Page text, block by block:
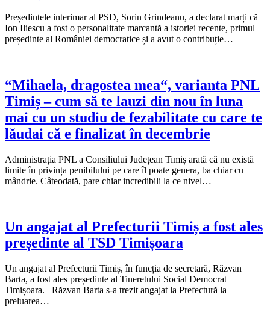
Președintele interimar al PSD, Sorin Grindeanu, a declarat marți că
Ion Iliescu a fost o personalitate marcantă a istoriei recente, primul
președinte al României democratice și a avut o contribuție…
“Mihaela, dragostea mea“, varianta PNL
Timiș – cum să te lauzi din nou în luna
mai cu un studiu de fezabilitate cu care te
lăudai că e finalizat în decembrie
Administrația PNL a Consiliului Județean Timiș arată că nu există
limite în privința penibilului pe care îl poate genera, ba chiar cu
mândrie. Câteodată, pare chiar incredibili la ce nivel…
Un angajat al Prefecturii Timiș a fost ales
președinte al TSD Timișoara
Un angajat al Prefecturii Timiș, în funcția de secretară, Răzvan
Barta, a fost ales președinte al Tineretului Social Democrat
Timișoara. Răzvan Barta s-a trezit angajat la Prefectură la
preluarea…